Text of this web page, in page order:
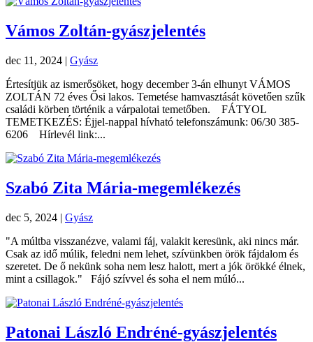
Vámos Zoltán-gyászjelentés
dec 11, 2024 | Gyász
Értesítjük az ismerősöket, hogy december 3-án elhunyt VÁMOS
ZOLTÁN 72 éves Ősi lakos. Temetése hamvasztását követően szűk
családi körben történik a várpalotai temetőben. FÁTYOL
TEMETKEZÉS: Éjjel-nappal hívható telefonszámunk: 06/30 385-
6206 Hírlevél link:...
Szabó Zita Mária-megemlékezés
dec 5, 2024 | Gyász
"A múltba visszanézve, valami fáj, valakit keresünk, aki nincs már.
Csak az idő múlik, feledni nem lehet, szívünkben örök fájdalom és
szeretet. De ő nekünk soha nem lesz halott, mert a jók örökké élnek,
mint a csillagok." Fájó szívvel és soha el nem múló...
Patonai László Endréné-gyászjelentés